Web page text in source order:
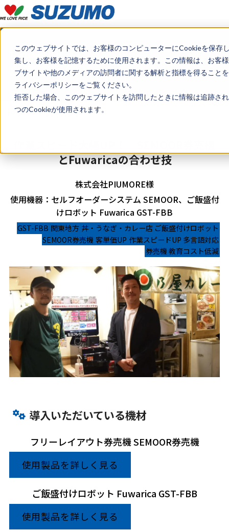
このウェブサイトでは、お客様のコンピューターにCookieを保
集し、お客様を記憶するために使用されます。この情報は、お客
ブサイトや他のメディアの訪問者に関する解析と指標を得ること
ライバシーポリシーをご覧ください。
拒否した場合、このウェブサイトを訪問したときに情報は追跡さ
つのCookieが使用されます。
Testimonials
お客様事例
トップ お客様事例
とFuwaricaの合わせ技
株式会社PIUMORE様
使用機器：セルフオーダーシステム SEMOOR、ご飯盛付
けロボット Fuwarica GST-FBB
ご飯盛付けロボット
丼・うなぎ・カレー店
関東地方
GST-FBB
多言語対応
作業スピードUP
客単価UP
SEMOOR券売機
教育コスト低減
券売機
導入いただいている機材
フリーレイアウト券売機 SEMOOR券売機
使用製品を詳しく見る
ご飯盛付けロボット Fuwarica GST-FBB
使用製品を詳しく見る